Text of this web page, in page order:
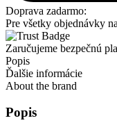
Doprava zadarmo:
Pre všetky objednávky
Zaručujeme bezpečnú
Popis
Ďalšie informácie
About the brand
Popis